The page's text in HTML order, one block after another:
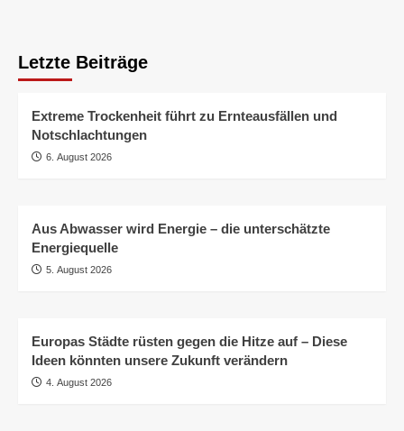
Letzte Beiträge
Extreme Trockenheit führt zu Ernteausfällen und
Notschlachtungen
6. August 2026
Aus Abwasser wird Energie – die unterschätzte
Energiequelle
5. August 2026
Europas Städte rüsten gegen die Hitze auf – Diese
Ideen könnten unsere Zukunft verändern
4. August 2026